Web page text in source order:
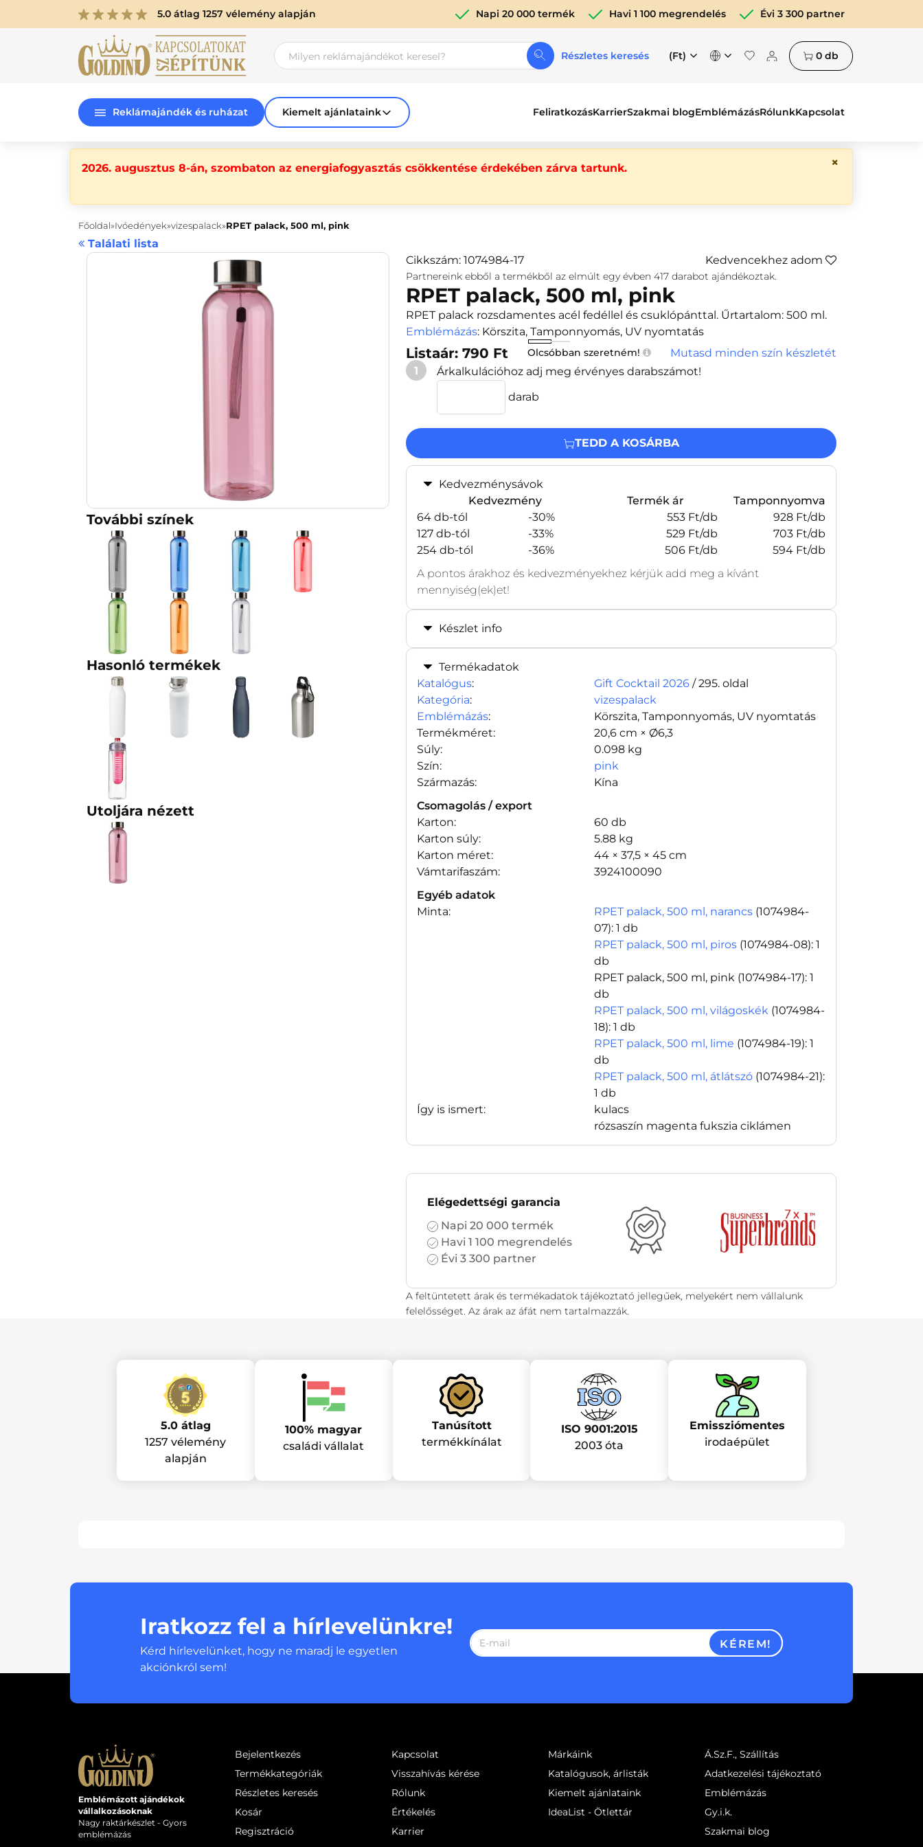
5.0 átlag 1257 vélemény alapján Napi 20 000 termék Havi 1 100 megrendelés Évi 3 300 partner
Részletes keresés (Ft) 0 db
Reklámajándék és ruházat Kiemelt ajánlataink FeliratkozásKarrierSzakmai blogEmblémázásRólunkKapcsolat
×
2026. augusztus 8-án, szombaton az energiafogyasztás csökkentése érdekében zárva tartunk.
Főoldal Ivóedények vizespalack RPET palack, 500 ml, pink
Találati lista
További színek
Hasonló termékek
Utoljára nézett
Cikkszám: 1074984-17 Kedvencekhez adom
Partnereink ebből a termékből az elmúlt egy évben 417 darabot ajándékoztak.
RPET palack, 500 ml, pink
RPET palack rozsdamentes acél fedéllel és csuklópánttal. Űrtartalom: 500 ml.
Emblémázás: Körszita, Tamponnyomás, UV nyomtatás
Listaár: 790 Ft Olcsóbban szeretném!
Mutasd minden szín készletét
1
Árkalkulációhoz adj meg érvényes darabszámot!
darab
TEDD A KOSÁRBA
Kedvezménysávok
Kedvezmény
Termék ár
Tamponnyomva
64 db-tól
-30% 553 Ft/db
928 Ft/db
127 db-tól
-33% 529 Ft/db
703 Ft/db
254 db-tól
-36% 506 Ft/db
594 Ft/db
A pontos árakhoz és kedvezményekhez kérjük add meg a kívánt
mennyiség(ek)et!
Készlet info
Termékadatok
Katalógus: Gift Cocktail 2026/ 295. oldal
Kategória:
vizespalack
Emblémázás:
Körszita, Tamponnyomás, UV nyomtatás
Termékméret:
20,6 cm × Ø6,3
Súly:
0.098 kg
Szín:
pink
Származás:
Kína
Csomagolás / export
Karton:
60 db
Karton súly:
5.88 kg
Karton méret:
44 × 37,5 × 45 cm
Vámtarifaszám:
3924100090
Egyéb adatok
Minta:
RPET palack, 500 ml, narancs (1074984-
07): 1 db
RPET palack, 500 ml, piros (1074984-08): 1
db
RPET palack, 500 ml, pink (1074984-17): 1
db
RPET palack, 500 ml, világoskék (1074984-
18): 1 db
RPET palack, 500 ml, lime (1074984-19): 1
db
RPET palack, 500 ml, átlátszó (1074984-21):
1 db
Így is ismert:
kulacs
rózsaszín magenta fukszia ciklámen
Elégedettségi garancia
Napi 20 000 termék
Havi 1 100 megrendelés
Évi 3 300 partner
A feltüntetett árak és termékadatok tájékoztató jellegűek, melyekért nem vállalunk
felelősséget. Az árak az áfát nem tartalmazzák.
5.0 átlag
1257 vélemény
alapján
100% magyar
családi vállalat
Tanúsított
termékkínálat
ISO 9001:2015
2003 óta
Emissziómentes
irodaépület
Iratkozz fel a hírlevelünkre!
Kérd hírlevelünket, hogy ne maradj le egyetlen
akciónkról sem!
KÉREM!
Emblémázott ajándékok
vállalkozásoknak
Nagy raktárkészlet - Gyors
emblémázás
Bejelentkezés
Termékkategóriák
Részletes keresés
Kosár
Regisztráció
Kapcsolat
Visszahívás kérése
Rólunk
Értékelés
Karrier
Márkáink
Katalógusok, árlisták
Kiemelt ajánlataink
IdeaList - Ötlettár
Á.Sz.F., Szállítás
Adatkezelési tájékoztató
Emblémázás
Gy.i.k.
Szakmai blog